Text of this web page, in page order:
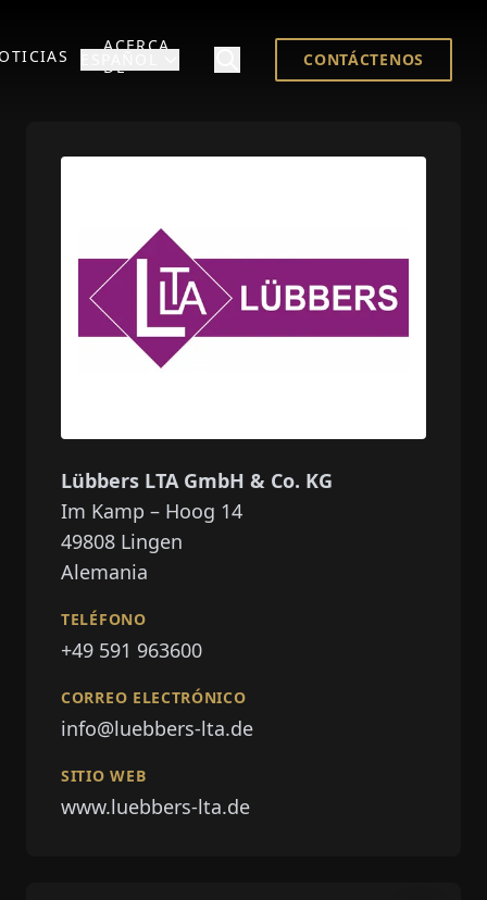
ACERCA
DE
CONTÁCTENOS
Lübbers LTA GmbH & Co. KG
Im Kamp – Hoog 14
49808 Lingen
Alemania
TELÉFONO
+49 591 963600
CORREO ELECTRÓNICO
info@luebbers-lta.de
SITIO WEB
www.luebbers-lta.de